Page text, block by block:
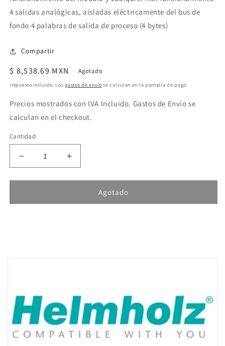
4 salidas analógicas, aisladas eléctricamente del bus de
fondo 4 palabras de salida de proceso (4 bytes)
Compartir
Precio
habitual
$ 8,538.69 MXN Agotado
Impuesto incluido. Losgastos de envío se calculan en la pantalla de pago.
Precios mostrados con IVA Incluido. Gastos de Envío se
calculan en el checkout.
Cantidad
Reducir
cantidad
para
TB20,
AO
mA,
12
Bit
600-
260-
Aumentar
cantidad
para
Helmholz
TB20,
AO
mA,
12
Bit
600-
260-
Agotado